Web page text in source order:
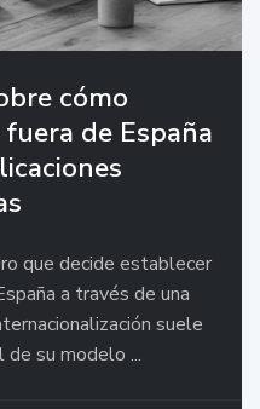
cómo
de España
que decide establecer
a través de una
suele
de su modelo ...